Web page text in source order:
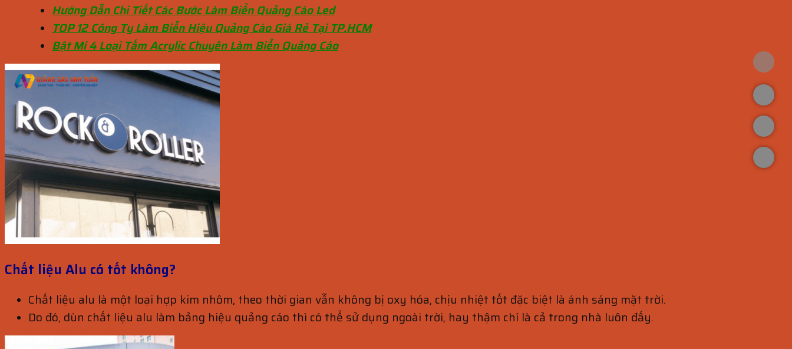
Hướng Dẫn Chi Tiết Các Bước Làm Biển Quảng Cáo Led
TOP 12 Công Ty Làm Biển Hiệu Quảng Cáo Giá Rẻ Tại TP.HCM
Bật Mí 4 Loại Tấm Acrylic Chuyên Làm Biển Quảng Cáo
Chất liệu Alu có tốt không?
Chất liệu alu là một loại hợp kim nhôm, theo thời gian vẫn không bị oxy hóa, chịu nhiệt tốt đặc biệt là ánh sáng mặt trời.
Do đó, dùn chất liệu alu làm bảng hiệu quảng cáo thì có thể sử dụng ngoài trời, hay thậm chí là cả trong nhà luôn đấy.